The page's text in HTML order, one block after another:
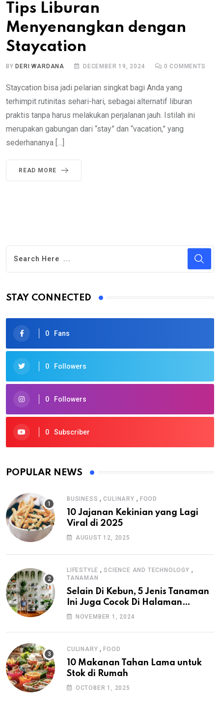
Tips Liburan
Menyenangkan dengan
Staycation
BYDERI WARDANA DECEMBER 19, 2024 0 COMMENTS
Staycation bisa jadi pelarian singkat bagi Anda yang
terhimpit rutinitas sehari-hari, sebagai alternatif liburan
praktis tanpa harus melakukan perjalanan jauh. Istilah ini
merupakan gabungan dari “stay” dan “vacation,” yang
sederhananya […]
READ MORE
STAY CONNECTED
0 Fans
0 Followers
0 Followers
0 Subscriber
POPULAR NEWS
BUSINESS ,CULINARY , FOOD
10 Jajanan Kekinian yang Lagi
Viral di 2025
AUGUST 12, 2025
LIFESTYLE ,SCIENCE AND TECHNOLOGY ,
TANAMAN
Selain Di Kebun, 5 Jenis Tanaman
Ini Juga Cocok Di Halaman
Rumah
NOVEMBER 1, 2024
CULINARY ,FOOD
10 Makanan Tahan Lama untuk
Stok di Rumah
OCTOBER 1, 2025